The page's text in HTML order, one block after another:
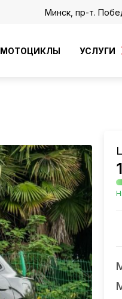
Минск, пр-т.
МОТОЦИКЛЫ УСЛУГИ